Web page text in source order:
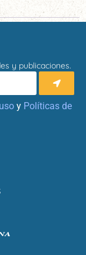
y publicaciones.
y Políticas de